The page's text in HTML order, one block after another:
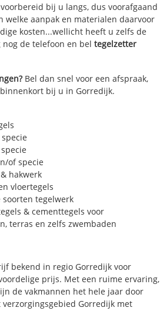
bij u langs, dus voorafgaand
welke aanpak en materialen daarvoor
kosten...wellicht heeft u zelfs de
nog de telefoon en bel tegelzetter
Bel dan snel voor een afspraak,
bij u in Gorredijk.
of specie
hakwerk
vloertegels
soorten tegelwerk
& cementtegels voor
terras en zelfs zwembaden
bekend in regio Gorredijk voor
prijs. Met een ruime ervaring,
de vakmannen het hele jaar door
Gorredijk met